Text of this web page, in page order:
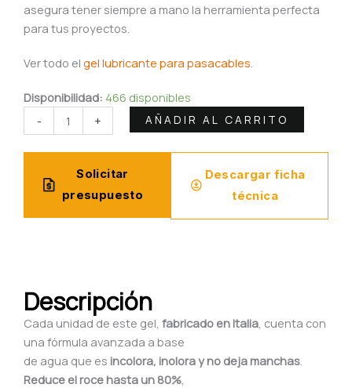
asegura tener siempre a mano la herramienta perfecta
para tus proyectos.
Ver todo el gel lubricante para pasacables
Disponibilidad: 466 disponibles
-
Gel
Pasacables
Transparente
Proferca
cantidad
+ AÑADIR AL CARRITO
Solicitar
presupuesto
Descargar ficha
técnica
Descripción
Cada unidad de este gel, fabricado en Italia , cuenta con
una fórmula avanzada a base
de agua que es incolora, inolora y no deja manchas
Reduce el roce hasta un 80%